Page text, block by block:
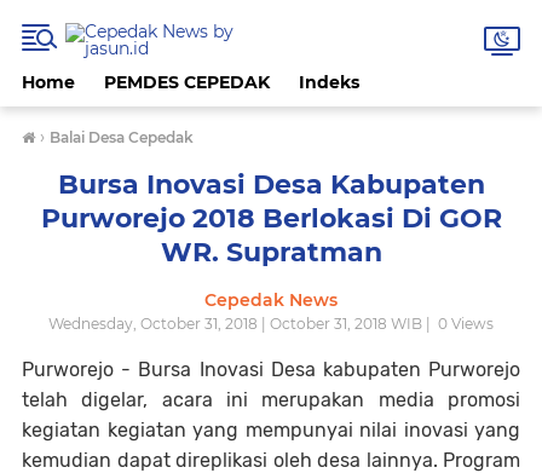
Home PEMDES CEPEDAK Indeks
› Balai Desa Cepedak
Bursa Inovasi Desa Kabupaten
Purworejo 2018 Berlokasi Di GOR
WR. Supratman
Cepedak News
Wednesday, October 31, 2018 | October 31, 2018 WIB | 0 Views
Purworejo - Bursa Inovasi Desa kabupaten Purworejo
telah digelar, acara ini merupakan media promosi
kegiatan kegiatan yang mempunyai nilai inovasi yang
kemudian dapat direplikasi oleh desa lainnya. Program